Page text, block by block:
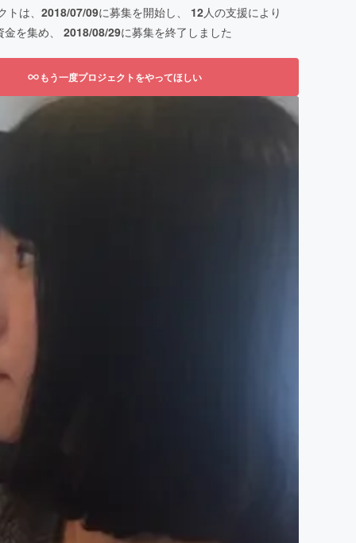
は、 2018/07/09に募集を開始し、 12人の支援により
を集め、 2018/08/29に募集を終了しました
もう一度プロジェクトをやってほしい